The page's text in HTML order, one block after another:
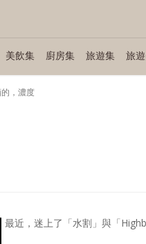
美飲集 廚房集 旅遊集 旅
，濃度
最近，迷上了「水割」與「